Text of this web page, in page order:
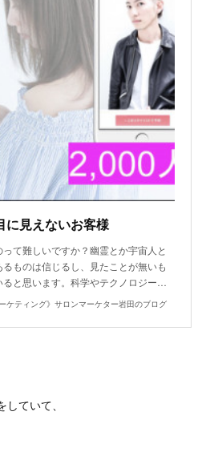
に見えないお客様
て難しいですか？幽霊とか宇宙人と
ものは信じるし、見たことが無いも
と思います。科学やテクノロジー…
ケティング》サロンマーケター岩田のブログ
ていて、